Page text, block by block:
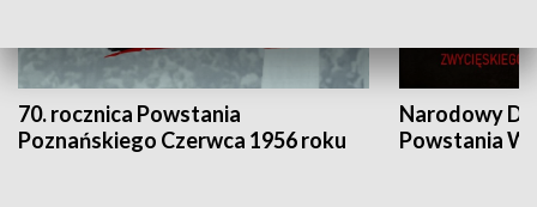
70. rocznica Powstania
Poznańskiego Czerwca 1956 roku
Narodowy
Powstania